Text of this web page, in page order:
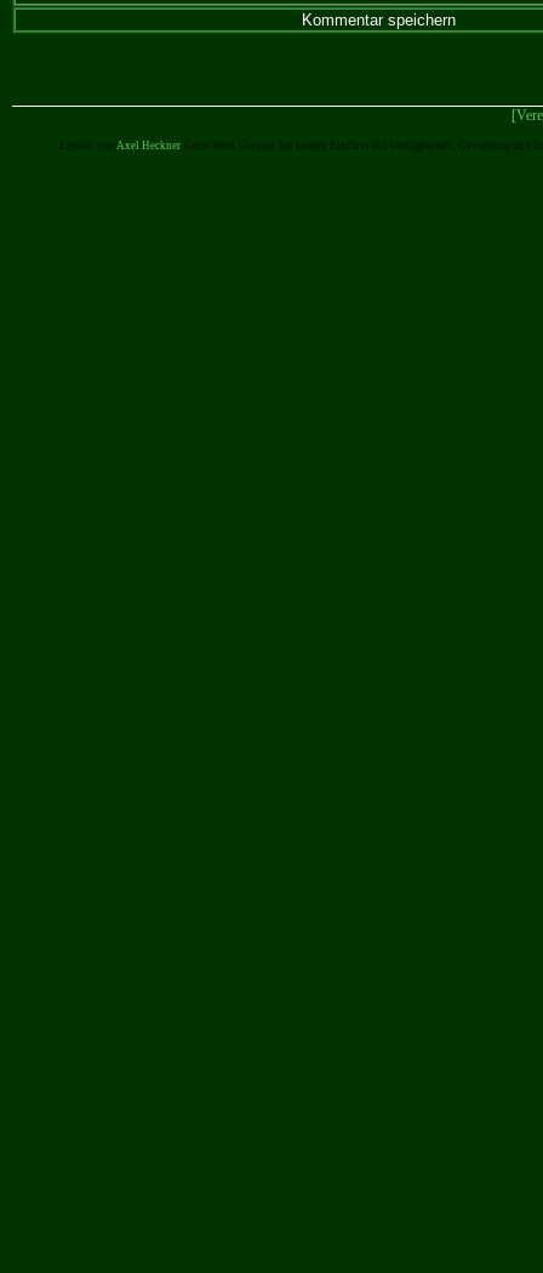
Erstellt von Axel Heckner. Grün-Weiß Giessen hat keinen Einfluss auf Verfügbarkeit, Gestaltung und